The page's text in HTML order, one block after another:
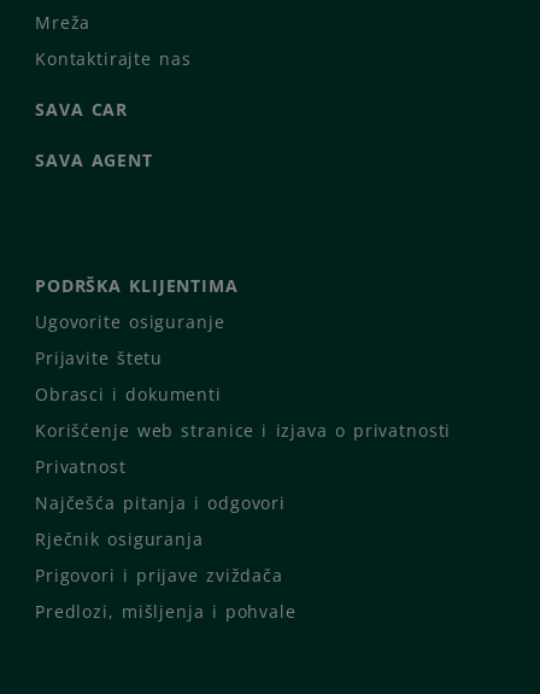
Mreža
Kontaktirajte nas
SAVA CAR
SAVA AGENT
PODRŠKA KLIJENTIMA
Ugovorite osiguranje
Prijavite štetu
Obrasci i dokumenti
Korišćenje web stranice i izjava o privatnosti
Privatnost
Najčešća pitanja i odgovori
Rječnik osiguranja
Prigovori i prijave zviždača
Predlozi, mišljenja i pohvale